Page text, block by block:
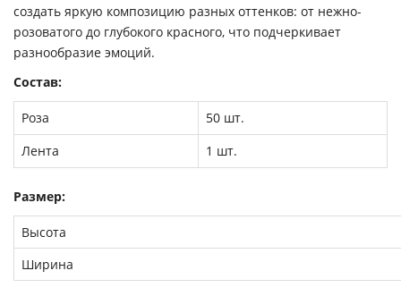
создать яркую композицию разных оттенков: от нежно-
розоватого до глубокого красного, что подчеркивает
разнообразие эмоций.
Состав:
Роза
50 шт.
Лента
1 шт.
Размер:
Высота
Ширина